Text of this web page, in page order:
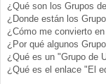
¿Qué son los Grupos
¿Donde están los
¿Cómo me convierto
¿Por qué algunos
¿Qué es un "Grupo de
¿Qué es el enlace "El